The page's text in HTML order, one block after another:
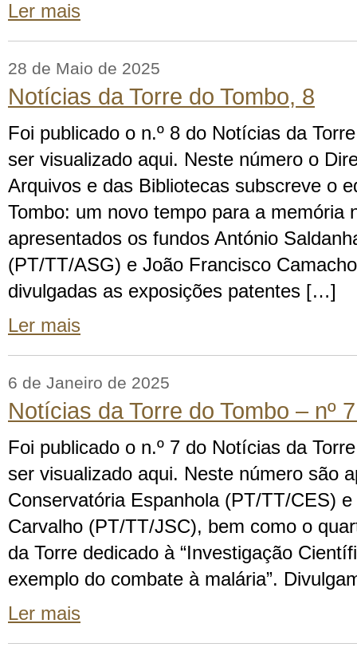
Ler mais
28 de Maio de 2025
Notícias da Torre do Tombo, 8
Foi publicado o n.º 8 do Notícias da
ser visualizado aqui. Neste número o
Arquivos e das Bibliotecas subscreve o
Tombo: um novo tempo para a memória
apresentados os fundos António
(PT/TT/ASG) e João Francisco
divulgadas as exposições patentes […]
Ler mais
6 de Janeiro de 2025
Notícias da Torre do Tombo – nº
Foi publicado o n.º 7 do Notícias da
ser visualizado aqui. Neste número são
Conservatória Espanhola (PT/TT/CES)
Carvalho (PT/TT/JSC), bem como o
da Torre dedicado à “Investigação
exemplo do combate à malária”.
Ler mais